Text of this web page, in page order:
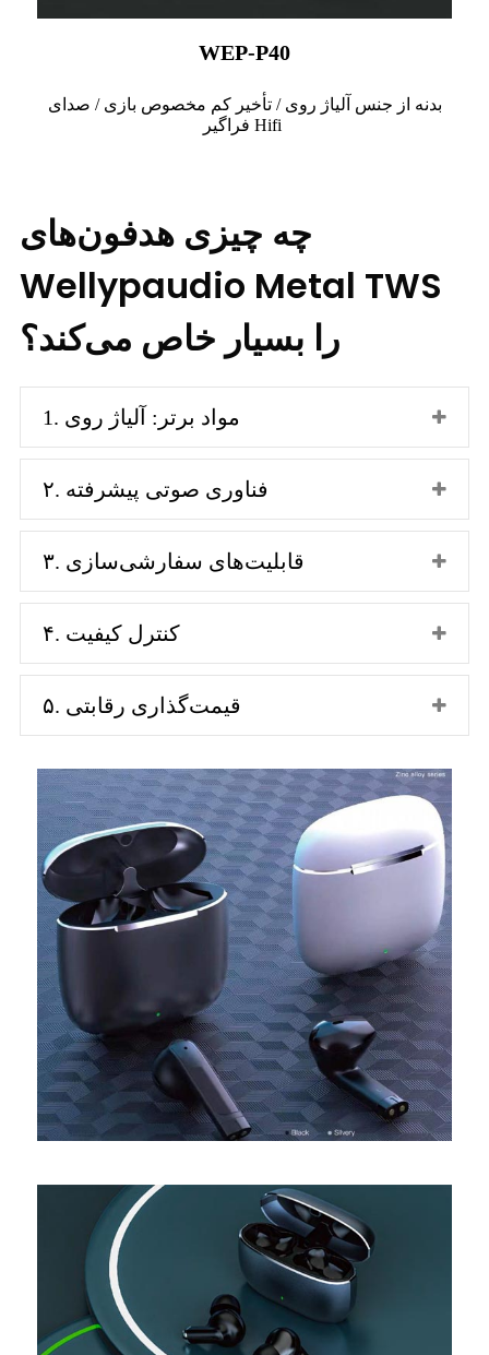
WEP-P40
بدنه از جنس آلیاژ روی / تأخیر کم مخصوص بازی / صدای
فراگیر Hifi
چه چیزی هدفون‌های
Wellypaudio Metal TWS
را بسیار خاص می‌کند؟
1. مواد برتر: آلیاژ روی
۲. فناوری صوتی پیشرفته
۳. قابلیت‌های سفارشی‌سازی
۴. کنترل کیفیت
۵. قیمت‌گذاری رقابتی